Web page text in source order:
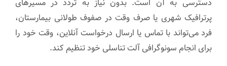
دسترسی به آن است. بدون نیاز به تردد در مسیرهای
پرترافیک شهری یا صرف وقت در صفوف طولانی بیمارستان،
فرد می‌تواند با تماس یا ارسال درخواست آنلاین، وقت خود را
برای انجام سونوگرافی آلت تناسلی خود تنظیم کند.